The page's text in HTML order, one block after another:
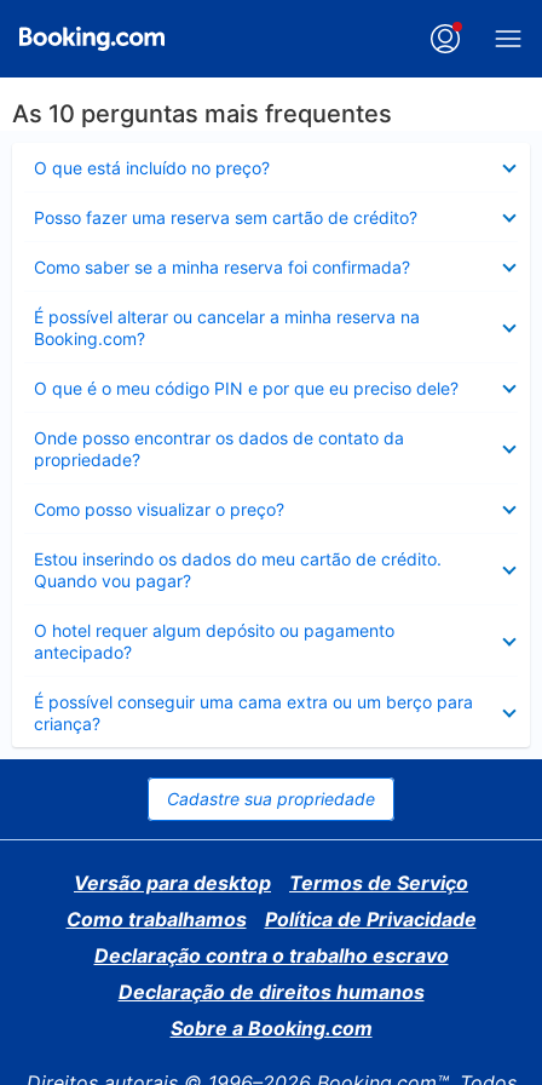
As 10 perguntas mais frequentes
O que está incluído no preço?
Posso fazer uma reserva sem cartão de crédito?
Como saber se a minha reserva foi confirmada?
É possível alterar ou cancelar a minha reserva na
Booking.com?
Contraído
O que é o meu código PIN e por que eu preciso dele?
Onde posso encontrar os dados de contato da
propriedade?
Como posso visualizar o preço?
Estou inserindo os dados do meu cartão de crédito.
Quando vou pagar?
O hotel requer algum depósito ou pagamento
antecipado?
É possível conseguir uma cama extra ou um berço para
criança?
Contraído
Cadastre sua propriedade
Versão para desktop
Termos de Serviço
Como trabalhamos
Política de Privacidade
Declaração contra o trabalho escravo
Declaração de direitos humanos
Sobre a Booking.com